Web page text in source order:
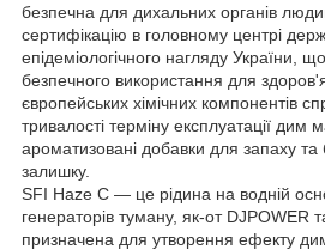
безпечна для дихальних органів
сертифікацію в головному центрі
епідеміологічного нагляду України,
безпечного використання для
європейських хімічних компонентів
тривалості терміну експлуатації
ароматизовані добавки для запаху
залишку.
SFI Haze C — це рідина на водній
генераторів туману, як-от DJPOWER
призначена для утворення ефекту